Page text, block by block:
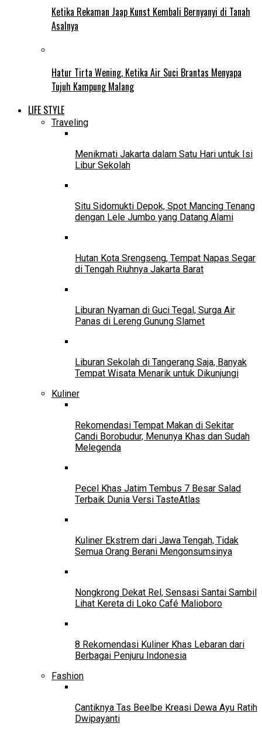
Ketika Rekaman Jaap Kunst Kembali Bernyanyi di Tanah
Asalnya
Hatur Tirta Wening, Ketika Air Suci Brantas Menyapa
Tujuh Kampung Malang
LIFE STYLE
Traveling
Menikmati Jakarta dalam Satu Hari untuk Isi
Libur Sekolah
Situ Sidomukti Depok, Spot Mancing Tenang
dengan Lele Jumbo yang Datang Alami
Hutan Kota Srengseng, Tempat Napas Segar
di Tengah Riuhnya Jakarta Barat
Liburan Nyaman di Guci Tegal, Surga Air
Panas di Lereng Gunung Slamet
Liburan Sekolah di Tangerang Saja, Banyak
Tempat Wisata Menarik untuk Dikunjungi
Kuliner
Rekomendasi Tempat Makan di Sekitar
Candi Borobudur, Menunya Khas dan Sudah
Melegenda
Pecel Khas Jatim Tembus 7 Besar Salad
Terbaik Dunia Versi TasteAtlas
Kuliner Ekstrem dari Jawa Tengah, Tidak
Semua Orang Berani Mengonsumsinya
Nongkrong Dekat Rel, Sensasi Santai Sambil
Lihat Kereta di Loko Café Malioboro
8 Rekomendasi Kuliner Khas Lebaran dari
Berbagai Penjuru Indonesia
Fashion
Cantiknya Tas Beelbe Kreasi Dewa Ayu Ratih
Dwipayanti